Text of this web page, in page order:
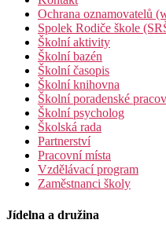
Ochrana oznamovatelů
Spolek Rodiče škole
Školní aktivity
Školní bazén
Školní časopis
Školní knihovna
Školní poradenské
Školní psycholog
Školská rada
Partnerství
Pracovní místa
Vzdělávací program
Zaměstnanci školy
Jídelna a družina